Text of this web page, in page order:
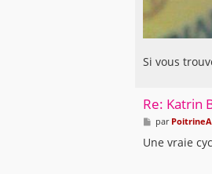
Si vous
Re: Katrin
M
e
s
par
Une vraie